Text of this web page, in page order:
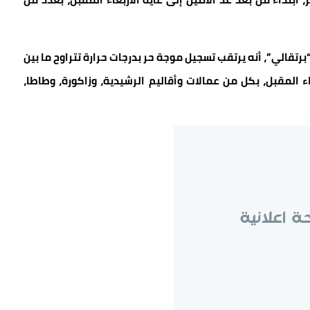
أنه يرتقب تسجيل موجة حر بدرجات حرارة تتراوح ما بين
المقبل، بكل من عمالات وأقاليم الرشيدية، وزاكورة، وطاطا،